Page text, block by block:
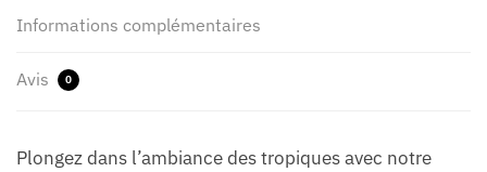
Informations complémentaires
Avis 0
Plongez dans l’ambiance des tropiques avec notre